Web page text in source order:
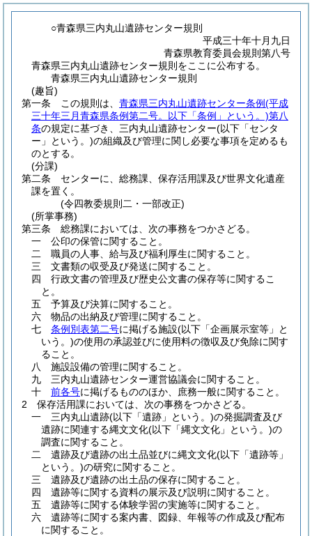
○青森県三内丸山遺跡センター規則
平成三十年十月九日
青森県教育委員会規則第八号
青森県三内丸山遺跡センター規則をここに公布する。
青森県三内丸山遺跡センター規則
(趣旨)
第一条
この規則は、 青森県三内丸山遺跡センター条例(平成
三十年三月青森県条例第二号。以下「条例」という。)第八
条の規定に基づき、三内丸山遺跡センター(以下「センタ
ー」という。)の組織及び管理に関し必要な事項を定めるも
のとする。
(分課)
第二条
センターに、総務課、保存活用課及び世界文化遺産
課を置く。
(令四教委規則二・一部改正)
(所掌事務)
第三条
総務課においては、次の事務をつかさどる。
一
公印の保管に関すること。
二
職員の人事、給与及び福利厚生に関すること。
三
文書類の収受及び発送に関すること。
四
行政文書の管理及び歴史公文書の保存等に関するこ
と。
五
予算及び決算に関すること。
六
物品の出納及び管理に関すること。
七
条例別表第二号に掲げる施設(以下「企画展示室等」と
いう。)の使用の承認並びに使用料の徴収及び免除に関す
ること。
八
施設設備の管理に関すること。
九
三内丸山遺跡センター運営協議会に関すること。
十
前各号に掲げるもののほか、庶務一般に関すること。
2
保存活用課においては、次の事務をつかさどる。
一
三内丸山遺跡(以下「遺跡」という。)の発掘調査及び
遺跡に関連する縄文文化(以下「縄文文化」という。)の
調査に関すること。
二
遺跡及び遺跡の出土品並びに縄文文化(以下「遺跡等」
という。)の研究に関すること。
三
遺跡及び遺跡の出土品の保存に関すること。
四
遺跡等に関する資料の展示及び説明に関すること。
五
遺跡等に関する体験学習の実施等に関すること。
六
遺跡等に関する案内書、図録、年報等の作成及び配布
に関すること。